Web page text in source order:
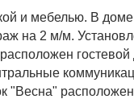
и мебелью. В
на 2 м/м.
"Весна"